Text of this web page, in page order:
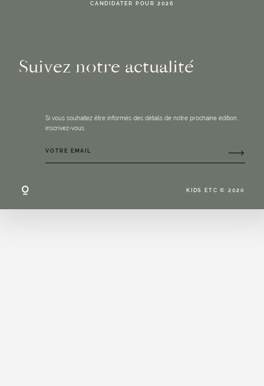
CANDIDATER POUR 2026
Suivez notre actualité
Si vous souhaitez être informés des détails de notre prochaine édition,
inscrivez-vous.
KIDS ETC © 2020